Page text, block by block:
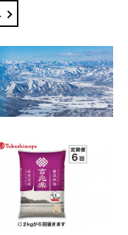
美容
工芸品・
装飾品
川県）
奈川県）
潟県）
合わせ